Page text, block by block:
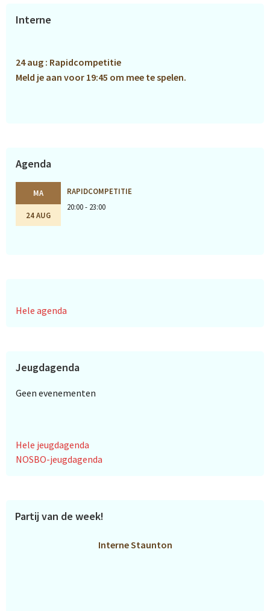
Primaire
Interne
24 aug : Rapidcompetitie
Meld je aan voor 19:45 om mee te spelen.
Agenda
MA
24 AUG
RAPIDCOMPETITIE
20:00 - 23:00
Hele agenda
Jeugdagenda
Geen evenementen
Hele jeugdagenda
NOSBO-jeugdagenda
Partij van de week!
Interne Staunton